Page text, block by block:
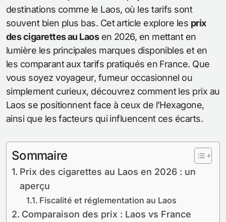
destinations comme le Laos, où les tarifs sont
souvent bien plus bas. Cet article explore les prix
des cigarettes au Laosen 2026, en mettant en
lumière les principales marques disponibles et en
les comparant aux tarifs pratiqués en France. Que
vous soyez voyageur, fumeur occasionnel ou
simplement curieux, découvrez comment les prix au
Laos se positionnent face à ceux de l’Hexagone,
ainsi que les facteurs qui influencent ces écarts.
Sommaire
Prix des cigarettes au Laos en 2026 : un
aperçu
Fiscalité et réglementation au Laos
Comparaison des prix : Laos vs France